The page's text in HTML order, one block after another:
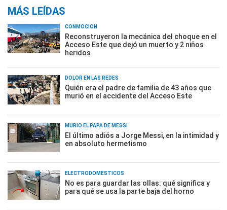
MÁS LEÍDAS
CONMOCIÓN
Reconstruyeron la mecánica del choque en el
Acceso Este que dejó un muerto y 2 niños
heridos
DOLOR EN LAS REDES
Quién era el padre de familia de 43 años que
murió en el accidente del Acceso Este
MURIÓ EL PAPÁ DE MESSI
El último adiós a Jorge Messi, en la intimidad y
en absoluto hermetismo
ELECTRODOMÉSTICOS
No es para guardar las ollas: qué significa y
para qué se usa la parte baja del horno